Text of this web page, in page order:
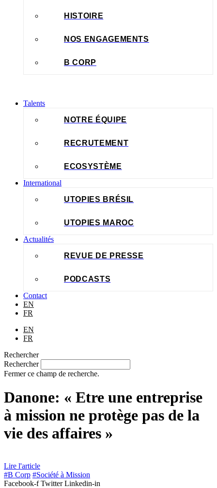
HISTOIRE
NOS ENGAGEMENTS
B CORP
Talents
NOTRE ÉQUIPE
RECRUTEMENT
ECOSYSTÈME
International
UTOPIES BRÉSIL
UTOPIES MAROC
Actualités
REVUE DE PRESSE
PODCASTS
Contact
EN
FR
EN
FR
Rechercher
Rechercher
Fermer ce champ de recherche.
Danone: « Etre une entreprise
à mission ne protège pas de la
vie des affaires »
Lire l'article
#B Corp #Société à Mission
Facebook-f Twitter Linkedin-in